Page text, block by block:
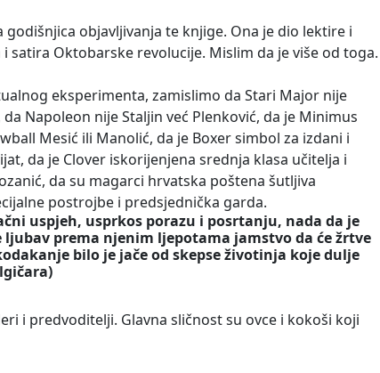
godišnjica objavljivanja te knjige. Ona je dio lektire i
satira Oktobarske revolucije. Mislim da je više od toga.
eksperimenta, zamislimo da Stari Major nije
Napoleon nije Staljin već Plenković, da je Minimus
Mesić ili Manolić, da je Boxer simbol za izdani i
da je Clover iskorijenjena srednja klasa učitelja i
da su magarci hrvatska poštena šutljiva
postrojbe i predsjednička garda.
uspjeh, usprkos porazu i posrtanju, nada da je
ljubav prema njenim ljepotama jamstvo da će žrtve
bilo je jače od skepse životinja koje dulje
i predvoditelji. Glavna sličnost su ovce i kokoši koji